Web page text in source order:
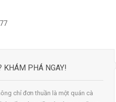
KHÁM PHÁ NGAY!
chỉ đơn thuần là một quán cà